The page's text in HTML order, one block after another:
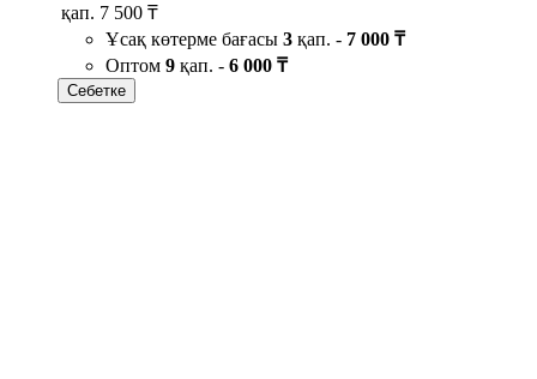
қап. 7 500 ₸
Ұсақ көтерме бағасы 3 қап. - 7 000 ₸
Оптом 9 қап. - 6 000 ₸
Себетке